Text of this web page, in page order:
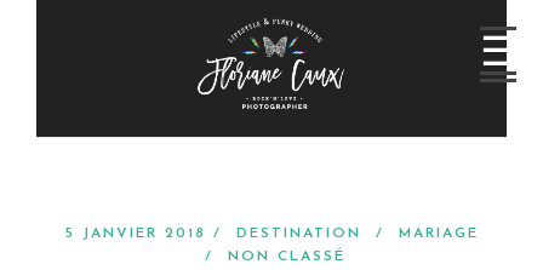
5 JANVIER 2018 / DESTINATION /
MARIAGE
/ NON CLASSÉ